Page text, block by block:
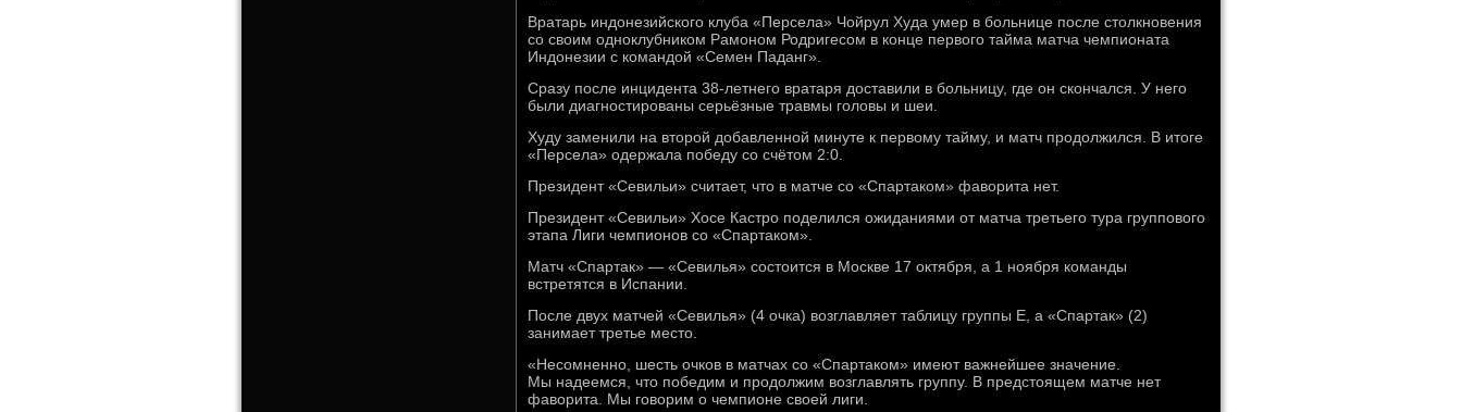
Вратарь индонезийского клуба «Персела» Чойрул Худа умер в больнице после столкновения
со своим одноклубником Рамоном Родригесом в конце первого тайма матча чемпионата
Индонезии с командой «Семен Паданг».
Сразу после инцидента 38-летнего вратаря доставили в больницу, где он скончался. У него
были диагностированы серьёзные травмы головы и шеи.
Худу заменили на второй добавленной минуте к первому тайму, и матч продолжился. В итоге
«Персела» одержала победу со счётом 2:0.
Президент «Севильи» считает, что в матче со «Спартаком» фаворита нет.
Президент «Севильи» Хосе Кастро поделился ожиданиями от матча третьего тура группового
этапа Лиги чемпионов со «Спартаком».
Матч «Спартак» — «Севилья» состоится в Москве 17 октября, а 1 ноября команды
встретятся в Испании.
После двух матчей «Севилья» (4 очка) возглавляет таблицу группы E, а «Спартак» (2)
занимает третье место.
«Несомненно, шесть очков в матчах со «Спартаком» имеют важнейшее значение.
Мы надеемся, что победим и продолжим возглавлять группу. В предстоящем матче нет
фаворита. Мы говорим о чемпионе своей лиги.